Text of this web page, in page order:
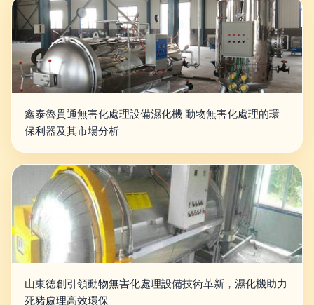
鑫泰魯貫通無害化處理設備濕化機 動物無害化處理的環
保利器及其市場分析
山東德創引領動物無害化處理設備技術革新，濕化機助力
死豬處理高效環保